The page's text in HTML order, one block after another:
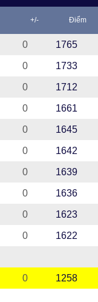
+/- Điểm
0 1765
0 1733
0 1712
0 1661
0 1645
0 1642
0 1639
0 1636
0 1623
0 1622
0 1258